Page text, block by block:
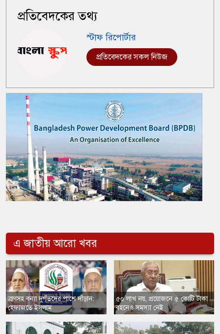
প্রতিবেদকের তথ্য
স্টাফ রিপোর্টার
প্রতিবেদকের সকল নিউজ
এ জাতীয় আরো খবর
ত্রাণসহ বন্যা দুর্গতদের পাশে দাঁড়ান:
হেফাজতে ইসলাম
৫০ লাখ নয়, প্রয়োজনে ৫ কোটি টাকা
বহনেও সমস্যা নেই